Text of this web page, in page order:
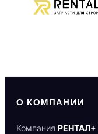
О КОМПАНИИ
Компания РЕНТАЛ+